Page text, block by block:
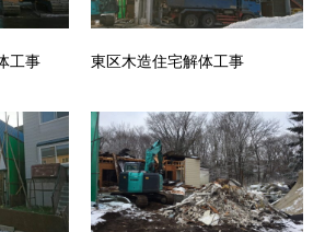
工事 東区木造住宅解体工事